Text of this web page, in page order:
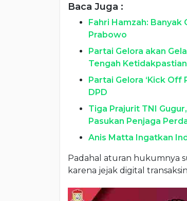
Baca Juga :
Fahri Hamzah:
Prabowo
Partai Gelora akan
Tengah
Partai Gelora ‘Kick
DPD
Tiga Prajurit TNI
Pasukan Penjaga
Anis Matta Ingatkan
Padahal aturan hukumnya
karena jejak digital